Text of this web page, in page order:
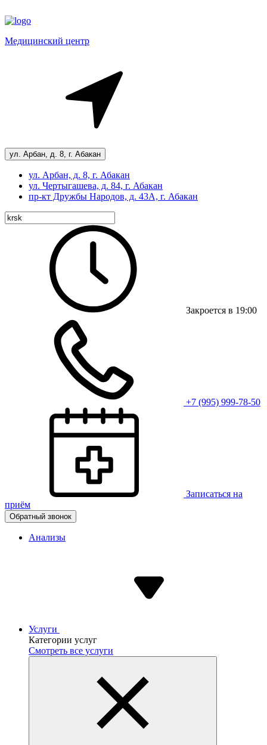
Медицинский центр
ул. Арбан, д. 8, г. Абакан
ул. Арбан, д. 8, г. Абакан
ул. Чертыгашева, д. 84, г. Абакан
пр-кт Дружбы Народов, д. 43А, г. Абакан
Закроется в 19:00
+7 (995) 999-78-50
Записаться на
приём
Обратный звонок
Анализы
Услуги
Категории услуг
Смотреть все услуги